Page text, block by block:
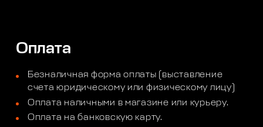
Оплата
Безналичная форма оплаты (выставление
счета юридическому или физическому лицу)
Оплата наличными в магазине или курьеру.
Оплата на банковскую карту.